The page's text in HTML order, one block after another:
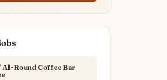
All-Round Coffee Bar